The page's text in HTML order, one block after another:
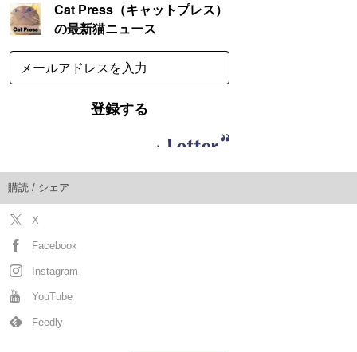
購読 / シェア
X
Facebook
Instagram
YouTube
Feedly